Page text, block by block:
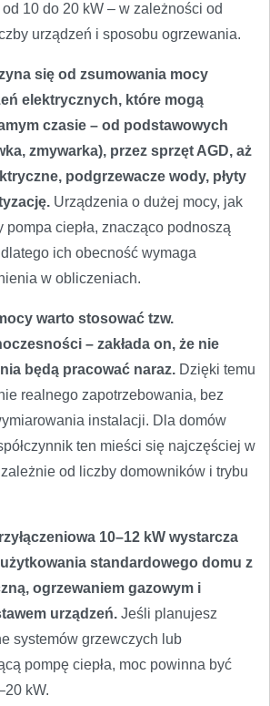
10 do 20 kW – w zależności od
urządzeń i sposobu ogrzewania.
się od zsumowania mocy
elektrycznych, które mogą
czasie – od podstawowych
zmywarka), przez sprzęt AGD, aż
podgrzewacze wody, płyty
Urządzenia o dużej mocy, jak
pompa ciepła, znacząco podnoszą
ich obecność wymaga
w obliczeniach.
warto stosować tzw.
– zakłada on, że nie
będą pracować naraz. Dzięki temu
realnego zapotrzebowania, bez
instalacji. Dla domów
ten mieści się najczęściej w
od liczby domowników i trybu
10–12 kW wystarcza
standardowego domu z
ogrzewaniem gazowym i
urządzeń. Jeśli planujesz
systemów grzewczych lub
pompę ciepła, moc powinna być
kW.